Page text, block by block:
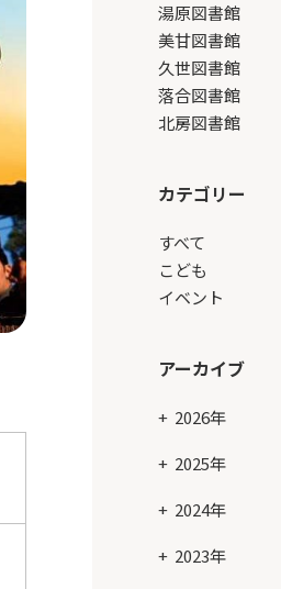
湯原図書館
美甘図書館
久世図書館
落合図書館
北房図書館
カテゴリー
すべて
こども
イベント
アーカイブ
2026年
2025年
2024年
2023年